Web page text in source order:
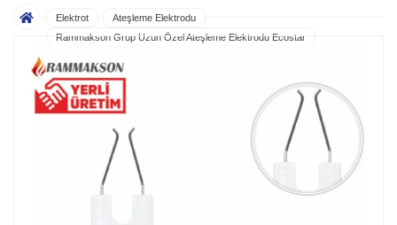
Elektrot
Ateşleme Elektrodu
Rammakson Grup Uzun Özel Ateşleme Elektrodu Ecostar